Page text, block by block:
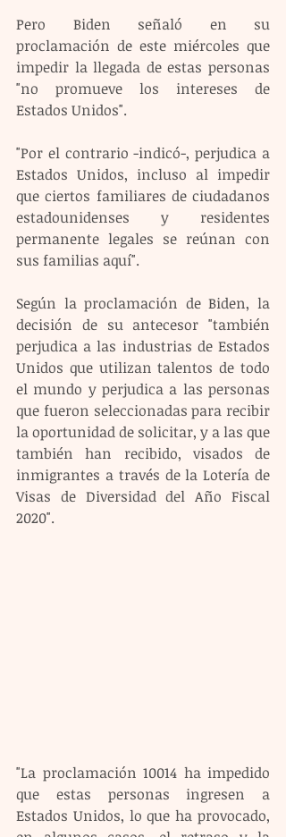
Pero Biden señaló en su
proclamación de este miércoles que
impedir la llegada de estas personas
"no promueve los intereses de
Estados Unidos".
"Por el contrario -indicó-, perjudica a
Estados Unidos, incluso al impedir
que ciertos familiares de ciudadanos
estadounidenses y residentes
permanente legales se reúnan con
sus familias aquí".
Según la proclamación de Biden, la
decisión de su antecesor "también
perjudica a las industrias de Estados
Unidos que utilizan talentos de todo
el mundo y perjudica a las personas
que fueron seleccionadas para recibir
la oportunidad de solicitar, y a las que
también han recibido, visados de
inmigrantes a través de la Lotería de
Visas de Diversidad del Año Fiscal
2020".
"La proclamación 10014 ha impedido
que estas personas ingresen a
Estados Unidos, lo que ha provocado,